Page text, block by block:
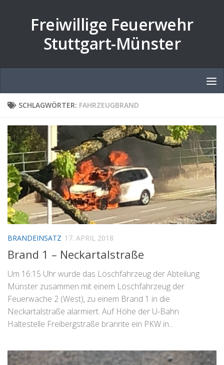
Freiwillige Feuerwehr
Stuttgart-Münster
SCHLAGWÖRTER: FAHRZEUGBRAND
BRANDEINSATZ 17. APRIL 2018
Brand 1 – Neckartalstraße
Um 16:15 Uhr wurde das Löschfahrzeug der Abteilung
Münster zusammen mit einem Löschfahrzeug der
Feuerwache 2 (West), zu einem Brand 1 in die
Neckartalstraße alarmiert. Auf Höhe der U-Bahn
Haltestelle Freibergstraße brannte ein PKW in...